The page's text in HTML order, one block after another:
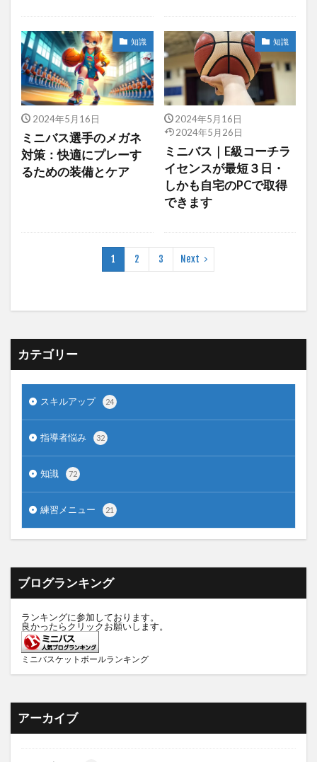
知識
2024年5月16日
ミニバス選手のメガネ
対策：快適にプレーす
るための装備とケア
知識
2024年5月16日
2024年5月26日
ミニバス｜E級コーチラ
イセンスが最短３日・
しかも自宅のPCで取得
できます
1 2 3 Next
カテゴリー
スキルアップ 24
指導者悩み 32
知識 72
練習メニュー 21
ブログランキング
ランキングに参加しております。
良かったらクリックお願いします。
ミニバスケットボールランキング
アーカイブ